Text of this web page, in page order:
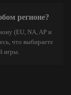
регионе?
(EU, NA, AP и
что выбираете
игры.